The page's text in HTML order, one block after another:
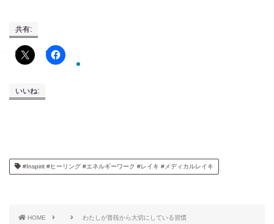
共有:
いいね:
#Inspirit #ヒーリング #エネルギーワーク #レイキ #メディカルレイキ
HOME わたしが普段から大切にしている習慣